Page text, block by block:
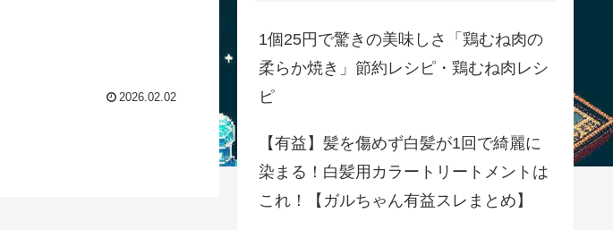
2026.02.02
1個25円で驚きの美味しさ「鶏むね肉の
柔らか焼き」節約レシピ・鶏むね肉レシ
ピ
【有益】髪を傷めず白髪が1回で綺麗に
染まる！白髪用カラートリートメントは
これ！【ガルちゃん有益スレまとめ】